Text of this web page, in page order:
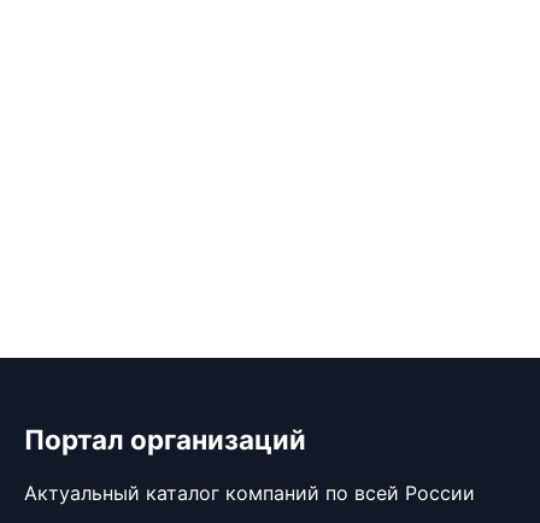
Портал организаций
Актуальный каталог компаний по всей России